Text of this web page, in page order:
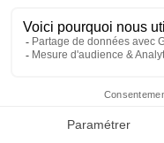
Faire-part
Cérémonie
Église Notre-
79240 Le Busseau